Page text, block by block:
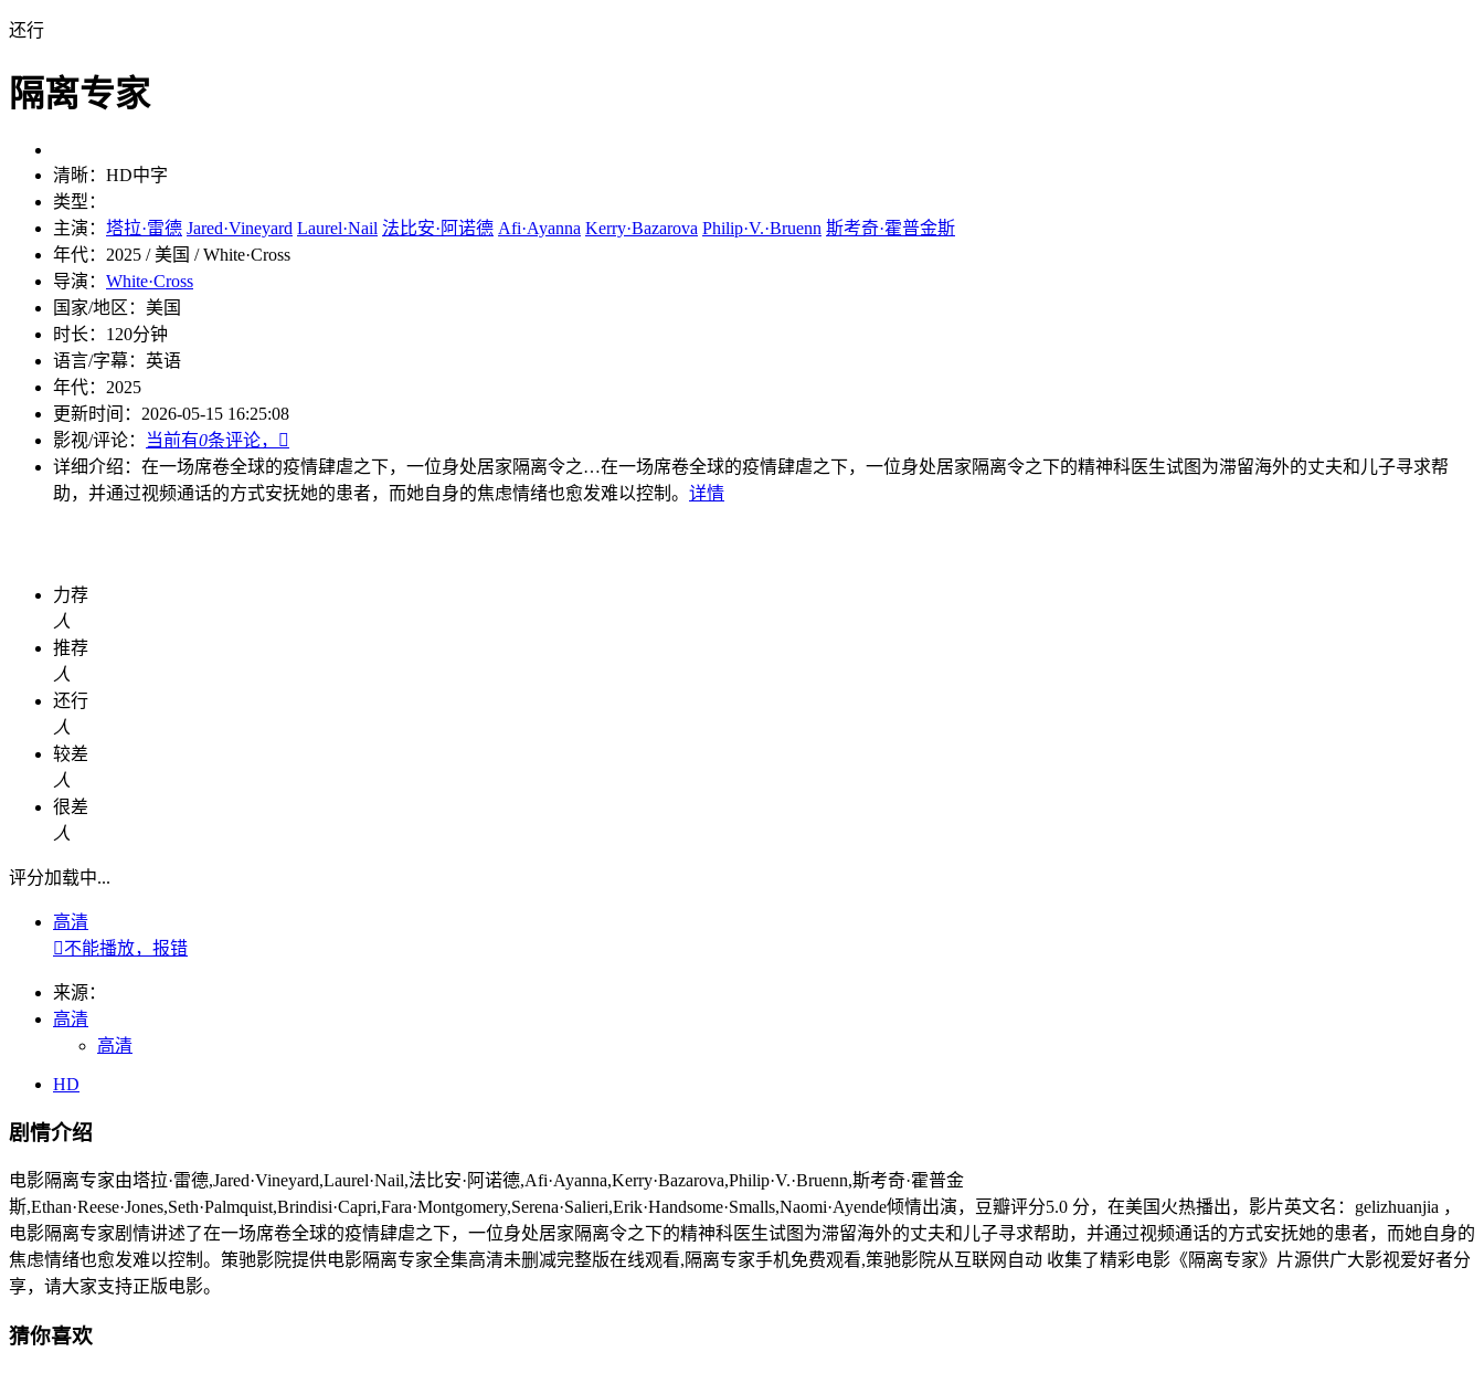
还行
隔离专家
清晰： HD中字
类型：
主演： 塔拉·雷德 Jared·Vineyard Laurel·Nail 法比安·阿诺德 Afi·Ayanna Kerry·Bazarova Philip·V.·Bruenn 斯考奇·霍普金斯
年代： 2025 / 美国 / White·Cross
导演： White·Cross
国家/地区： 美国
时长： 120分钟
语言/字幕： 英语
年代： 2025
更新时间： 2026-05-15 16:25:08
影视/评论：
当前有0条评论，

详细介绍： 在一场席卷全球的疫情肆虐之下，一位身处居家隔离令之…在一场席卷全球的疫情肆虐之下，一位身处居家隔离令之下的精神科医生试图为滞留海外的丈夫和儿子寻求帮
助，并通过视频通话的方式安抚她的患者，而她自身的焦虑情绪也愈发难以控制。 详情
力荐
人
推荐
人
还行
人
较差
人
很差
人
评分加载中...
高清
不能播放，报错
来源：
高清
高清
HD
剧情介绍
电影隔离专家由塔拉·雷德,Jared·Vineyard,Laurel·Nail,法比安·阿诺德,Afi·Ayanna,Kerry·Bazarova,Philip·V.·Bruenn,斯考奇·霍普金
斯,Ethan·Reese·Jones,Seth·Palmquist,Brindisi·Capri,Fara·Montgomery,Serena·Salieri,Erik·Handsome·Smalls,Naomi·Ayende倾情出演，豆瓣评分5.0 分，在美国火热播出，影片英文名：gelizhuanjia ，
电影隔离专家剧情讲述了在一场席卷全球的疫情肆虐之下，一位身处居家隔离令之下的精神科医生试图为滞留海外的丈夫和儿子寻求帮助，并通过视频通话的方式安抚她的患者，而她自身的
焦虑情绪也愈发难以控制。策驰影院提供电影隔离专家全集高清未删减完整版在线观看,隔离专家手机免费观看,策驰影院从互联网自动 收集了精彩电影《隔离专家》片源供广大影视爱好者分
享，请大家支持正版电影。
猜你喜欢